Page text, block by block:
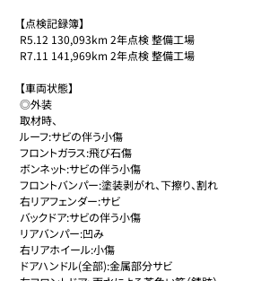
【点検記録簿】
R5.12 130,093km 2年点検 整備工場
R7.11 141,969km 2年点検 整備工場
【車両状態】
◎外装
取材時、
ルーフ:サビの伴う小傷
フロントガラス:飛び石傷
ボンネット:サビの伴う小傷
フロントバンパー:塗装剥がれ、下擦り、割れ
右リアフェンダー:サビ
バックドア:サビの伴う小傷
リアバンパー:凹み
右リアホイール:小傷
ドアハンドル(全部):金属部分サビ